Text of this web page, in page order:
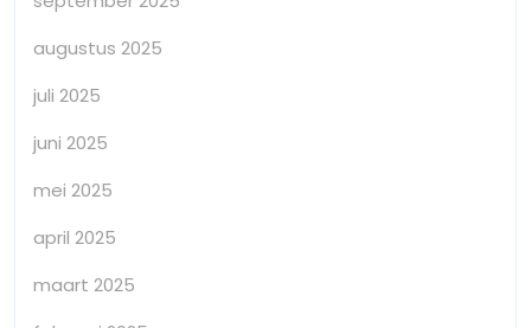
augustus 2025
juli 2025
juni 2025
mei 2025
april 2025
maart 2025